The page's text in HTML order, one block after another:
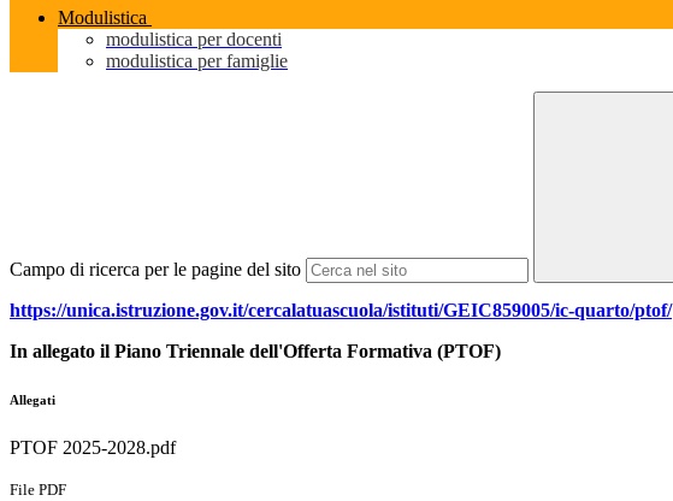
Modulistica
modulistica per docenti
modulistica per famiglie
Campo di ricerca per le pagine del sito
https://unica.istruzione.gov.it/cercalatuascuola/istituti/GEIC859005/ic-quarto/ptof/
In allegato il Piano Triennale dell'Offerta Formativa (PTOF)
Allegati
PTOF 2025-2028.pdf
File PDF